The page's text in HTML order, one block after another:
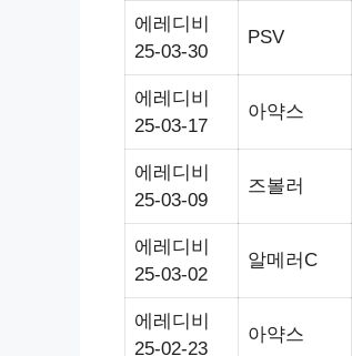
에레디비
25-03-30
PSV
에레디비
25-03-17
아약스
에레디비
25-03-09
즈볼러
에레디비
25-03-02
알메러C
에레디비
25-02-23
아약스